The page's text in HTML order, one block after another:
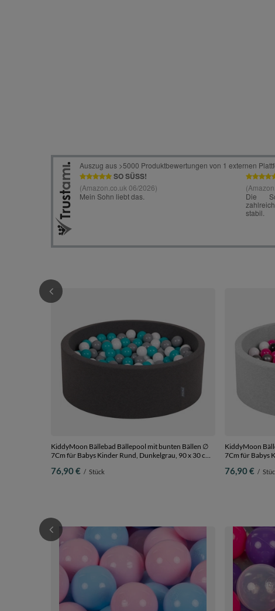
KiddyMoon Bällebad Bällepool mit bunten Bällen ∅
7Cm für Babys Kinder Rund, Dunkelgrau, 90 x 30 cm
76,90 € / Stück
KiddyMoon
7Cm für Babys Kinder Rund,
Bälle
76,90 € /